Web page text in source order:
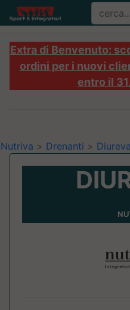
Extra di Benvenuto:
ordini per i nuovi
entro il
Nutriva > Drenanti >